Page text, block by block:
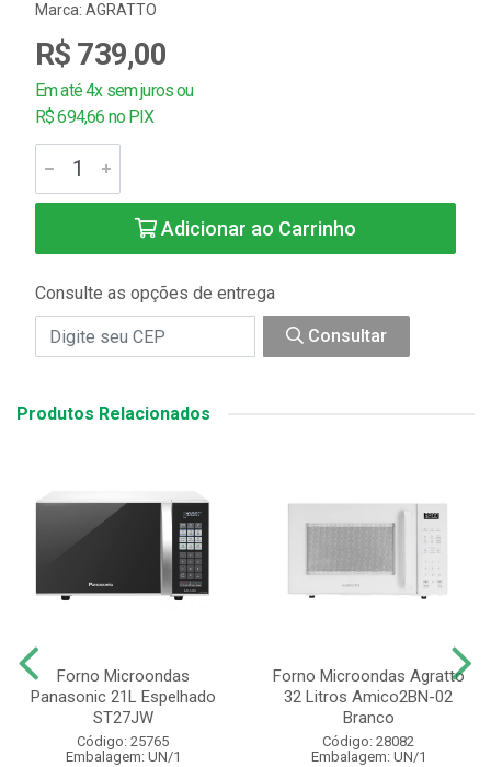
Marca: AGRATTO
R$ 739,00
Em até 4x sem juros ou
R$ 694,66 no PIX
Adicionar ao Carrinho
Consulte as opções de entrega
Consultar
Produtos Relacionados
Forno Microondas
Panasonic 21L Espelhado
ST27JW
Código: 25765
Embalagem: UN/1
Forno Microondas Agratto
32 Litros Amico2BN-02
Branco
Código: 28082
Embalagem: UN/1